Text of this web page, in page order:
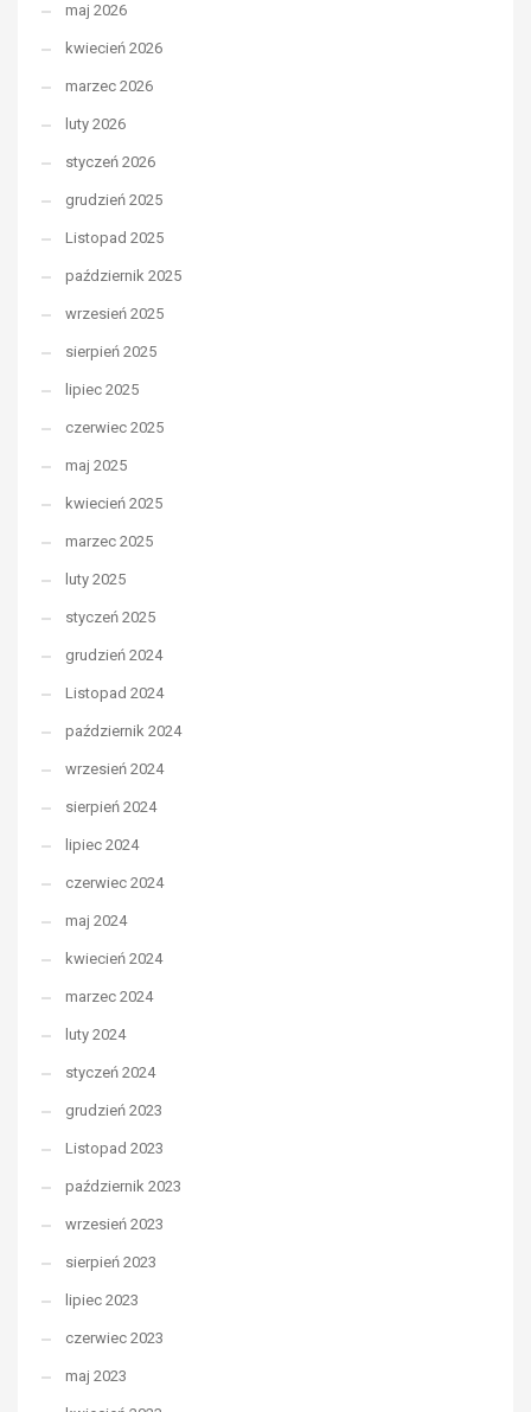
maj 2026
kwiecień 2026
marzec 2026
luty 2026
styczeń 2026
grudzień 2025
Listopad 2025
październik 2025
wrzesień 2025
sierpień 2025
lipiec 2025
czerwiec 2025
maj 2025
kwiecień 2025
marzec 2025
luty 2025
styczeń 2025
grudzień 2024
Listopad 2024
październik 2024
wrzesień 2024
sierpień 2024
lipiec 2024
czerwiec 2024
maj 2024
kwiecień 2024
marzec 2024
luty 2024
styczeń 2024
grudzień 2023
Listopad 2023
październik 2023
wrzesień 2023
sierpień 2023
lipiec 2023
czerwiec 2023
maj 2023